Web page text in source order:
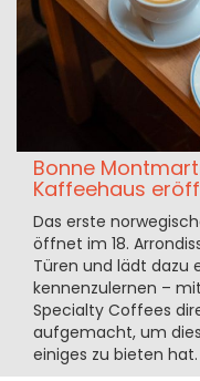
Bonne
Kaffeehaus
Das erste
öffnet im 18.
Türen und lädt dazu
kennenzulernen –
Specialty Coffees
aufgemacht, um
einiges zu bieten hat.